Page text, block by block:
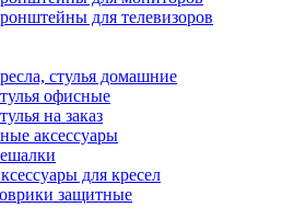
для телевизоров
стулья домашние
офисные
на заказ
аксессуары
для кресел
защитные